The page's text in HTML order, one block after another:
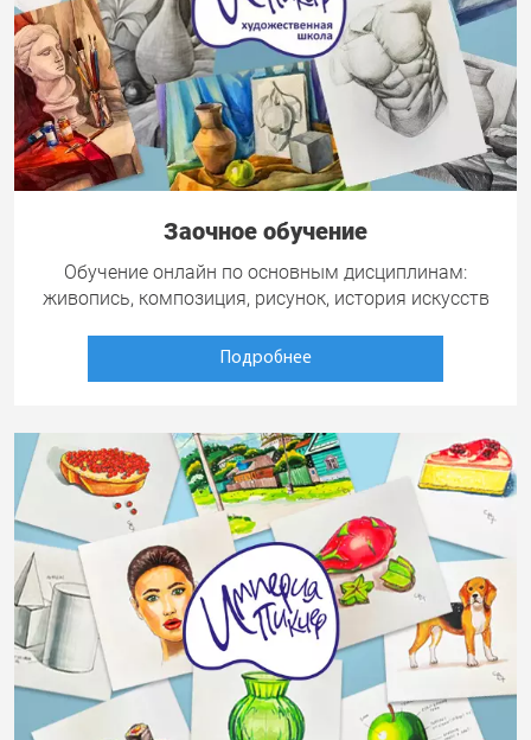
Заочное обучение
Обучение онлайн по основным дисциплинам:
живопись, композиция, рисунок, история искусств
Подробнее